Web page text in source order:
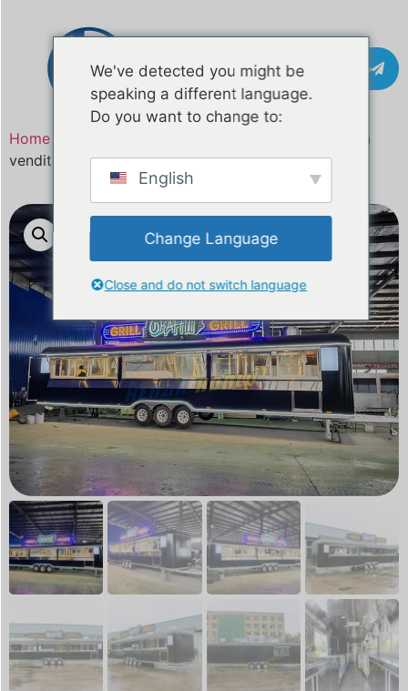
Contatto
Home
/ Rimorchi per barbecue da 11 m in
vendita
We've detected you might be
speaking a different language.
Do you want to change to:
English
Change Language
Close and do not switch language